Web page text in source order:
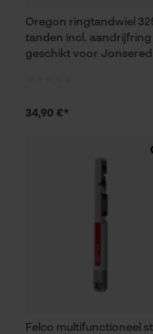
Oregon ringtandwiel
tanden incl. aandrijfring
geschikt voor Jonsered
34,90 €*
Felco multifunctioneel